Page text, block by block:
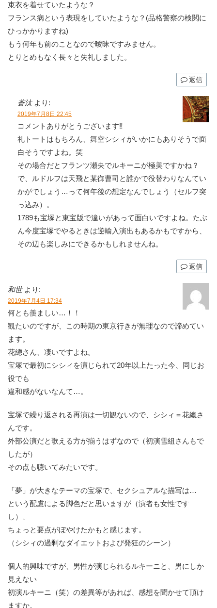
束衣を着せていたような？
フランス病という表現をしていたような？(品格警察の検閲に
ひっかかりますね)
もう何年も前のことなので曖昧ですみません。
とりとめもなく長々と失礼しました。
返信
蒼汰 より:
2019年7月8日 22:45
コメントありがとうございます‼
礼トートはもちろん、舞空シシィがいかにもありそうで面
白そうですよね。笑
その場合だとフランツ瀬央でルキーニが極美ですかね？
で、ルドルフは天飛と某御曹司と誰かで役替わりなんてい
かがでしょう…って何年後の想定なんでしょう（セルフ突
っ込み）。
1789も宝塚と東宝版で違いがあって面白いですよね。たぶ
ん今度宝塚でやるときは逆輸入演出もあるかもですから、
その辺も楽しみにできるかもしれませんね。
返信
和世 より:
2019年7月4日 17:34
何とも羨ましい…！！
観たいのですが、この時期の東京行きが無理なので諦めてい
ます。
花總さん、凄いですよね。
宝塚で最初にシシィを演じられて20年以上たった今、同じお
役でも
違和感がないなんて…。
宝塚で繰り返される再演は一切観ないので、シシィ＝花總さ
んです。
外部公演だと歌える方が揃うはずなので（初演雪組さんもで
したが）
その点も聴いてみたいです。
「夢」が大きなテーマの宝塚で、セクシュアルな描写は…
という配慮による脚色だと思いますが（演者も女性です
し）、
ちょっと要点がぼやけたかもと感じます。
（シシィの過剰なダイエットおよび発狂のシーン）
個人的興味ですが、男性が演じられるルキーニと、男にしか
見えない
初演ルキーニ（笑）の差異等があれば、感想を聞かせて頂け
ますか。